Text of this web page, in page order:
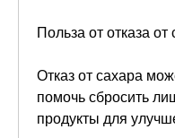
Польза от отказа от
Отказ от сахара
помочь сбросить
продукты для